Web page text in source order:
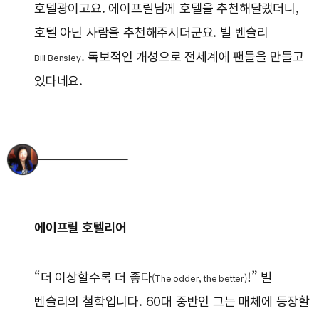
호텔광이고요. 에이프릴님께 호텔을 추천해달랬더니,
호텔 아닌 사람을 추천해주시더군요. 빌 벤슬리
Bill Bensley. 독보적인 개성으로 전세계에 팬들을 만들고
있다네요.
에이프릴 호텔리어
“더 이상할수록 더 좋다(The odder, the better)!” 빌
벤슬리의 철학입니다. 60대 중반인 그는 매체에 등장할